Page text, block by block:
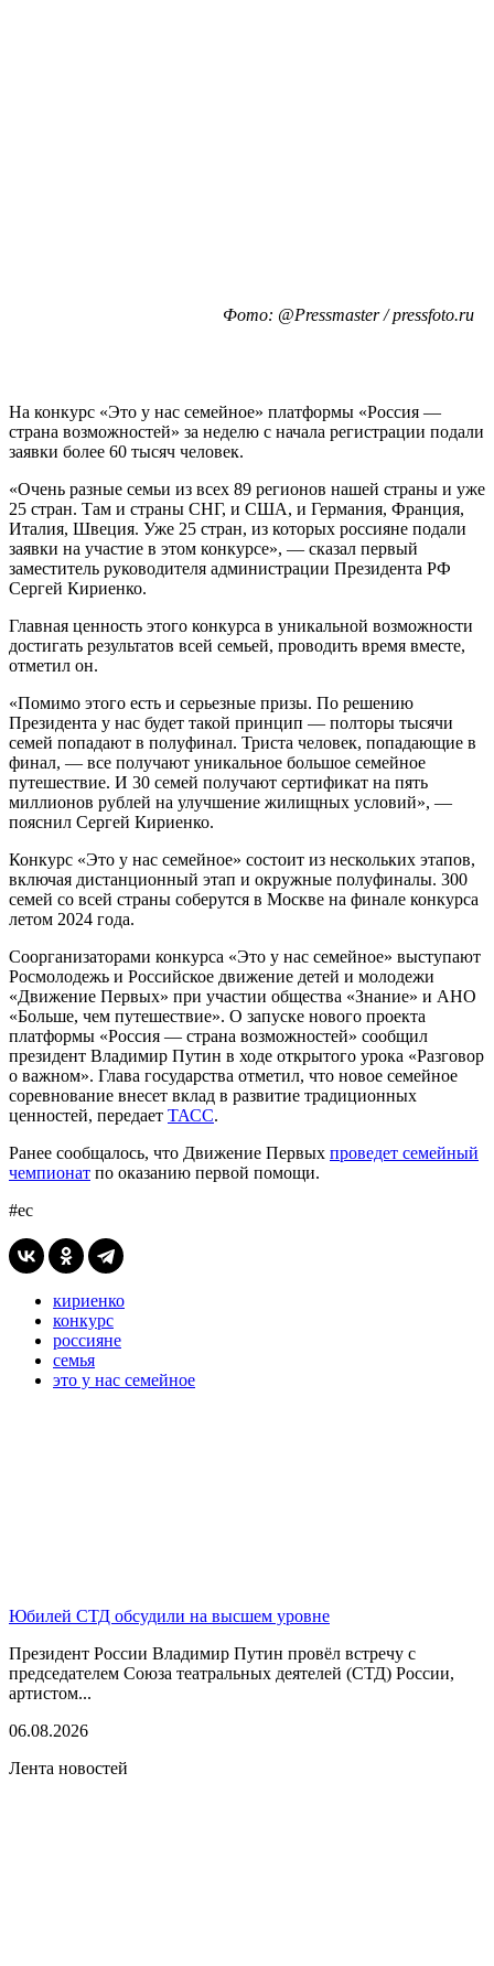
Фото: @Pressmaster / pressfoto.ru
На конкурс «Это у нас семейное» платформы «Россия —
страна возможностей» за неделю с начала регистрации подали
заявки более 60 тысяч человек.
«Очень разные семьи из всех 89 регионов нашей страны и уже
25 стран. Там и страны СНГ, и США, и Германия, Франция,
Италия, Швеция. Уже 25 стран, из которых россияне подали
заявки на участие в этом конкурсе», — сказал первый
заместитель руководителя администрации Президента РФ
Сергей Кириенко.
Главная ценность этого конкурса в уникальной возможности
достигать результатов всей семьей, проводить время вместе,
отметил он.
«Помимо этого есть и серьезные призы. По решению
Президента у нас будет такой принцип — полторы тысячи
семей попадают в полуфинал. Триста человек, попадающие в
финал, — все получают уникальное большое семейное
путешествие. И 30 семей получают сертификат на пять
миллионов рублей на улучшение жилищных условий», —
пояснил Сергей Кириенко.
Конкурс «Это у нас семейное» состоит из нескольких этапов,
включая дистанционный этап и окружные полуфиналы. 300
семей со всей страны соберутся в Москве на финале конкурса
летом 2024 года.
Соорганизаторами конкурса «Это у нас семейное» выступают
Росмолодежь и Российское движение детей и молодежи
«Движение Первых» при участии общества «Знание» и АНО
«Больше, чем путешествие». О запуске нового проекта
платформы «Россия — страна возможностей» сообщил
президент Владимир Путин в ходе открытого урока «Разговор
о важном». Глава государства отметил, что новое семейное
соревнование внесет вклад в развитие традиционных
ценностей, передает ТАСС.
Ранее сообщалось, что Движение Первых проведет семейный
чемпионат по оказанию первой помощи.
#ес
кириенко
конкурс
россияне
семья
это у нас семейное
Юбилей СТД обсудили на высшем уровне
Президент России Владимир Путин провёл встречу с
председателем Союза театральных деятелей (СТД) России,
артистом...
06.08.2026
Лента новостей